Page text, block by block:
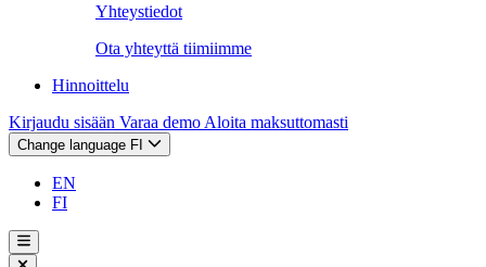
Yhteystiedot
Ota yhteyttä tiimiimme
Hinnoittelu
Kirjaudu sisään Varaa demo Aloita maksuttomasti
Change language FI
EN
FI